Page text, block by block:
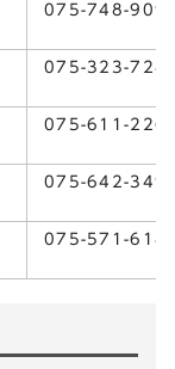
075-748-
075-323-
075-611-
075-642-
075-571-